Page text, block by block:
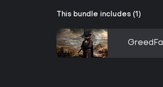
This bundle includes (1)
GreedFall